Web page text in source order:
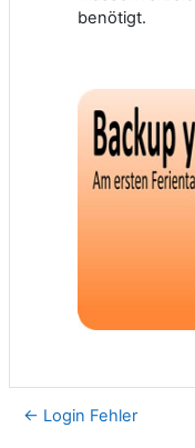
benötigt.
← Login Fehler